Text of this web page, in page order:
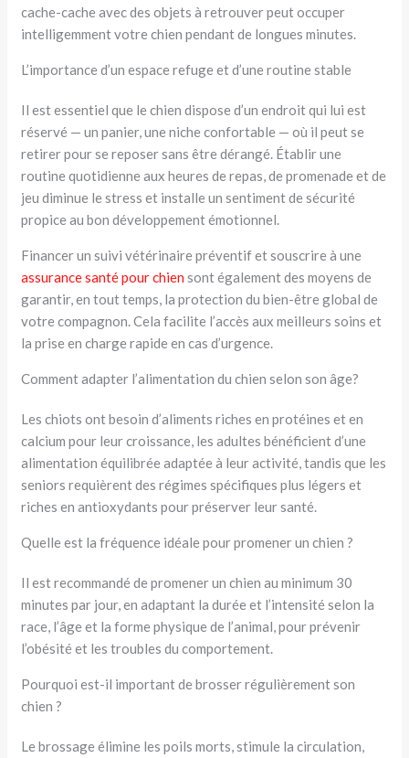
cache-cache avec des objets à retrouver peut occuper
intelligemment votre chien pendant de longues minutes.
L’importance d’un espace refuge et d’une routine stable
Il est essentiel que le chien dispose d’un endroit qui lui est
réservé — un panier, une niche confortable — où il peut se
retirer pour se reposer sans être dérangé. Établir une
routine quotidienne aux heures de repas, de promenade et de
jeu diminue le stress et installe un sentiment de sécurité
propice au bon développement émotionnel.
Financer un suivi vétérinaire préventif et souscrire à une
assurance santé pour chien sont également des moyens de
garantir, en tout temps, la protection du bien-être global de
votre compagnon. Cela facilite l’accès aux meilleurs soins et
la prise en charge rapide en cas d’urgence.
Comment adapter l’alimentation du chien selon son âge?
Les chiots ont besoin d’aliments riches en protéines et en
calcium pour leur croissance, les adultes bénéficient d’une
alimentation équilibrée adaptée à leur activité, tandis que les
seniors requièrent des régimes spécifiques plus légers et
riches en antioxydants pour préserver leur santé.
Quelle est la fréquence idéale pour promener un chien ?
Il est recommandé de promener un chien au minimum 30
minutes par jour, en adaptant la durée et l’intensité selon la
race, l’âge et la forme physique de l’animal, pour prévenir
l’obésité et les troubles du comportement.
Pourquoi est-il important de brosser régulièrement son
chien ?
Le brossage élimine les poils morts, stimule la circulation,